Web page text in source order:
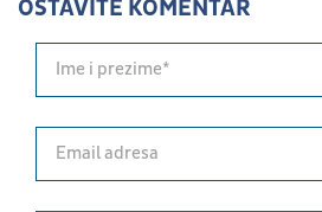
OSTAVITE KOMENTAR